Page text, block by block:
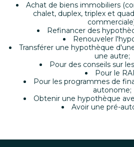
Achat de biens immobiliers
chalet, duplex, triplex et
Refinancer des
Renouveler
Transférer une hypothèque
une autre;
Pour des conseils sur
Pour le
Pour les programmes de
autonome;
Obtenir une hypothèque
Avoir une pré-